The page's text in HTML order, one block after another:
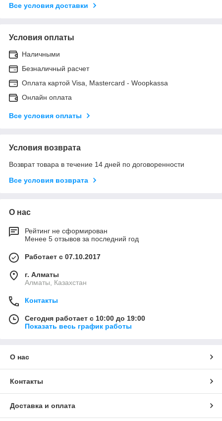
Все условия доставки
Условия оплаты
Наличными
Безналичный расчет
Оплата картой Visa, Mastercard - Woopkassa
Онлайн оплата
Все условия оплаты
Условия возврата
Возврат товара в течение 14 дней по договоренности
Все условия возврата
О нас
Рейтинг не сформирован
Менее 5 отзывов за последний год
Работает с 07.10.2017
г. Алматы
Алматы, Казахстан
Контакты
Сегодня работает с 10:00 до 19:00
Показать весь график работы
О нас
Контакты
Доставка и оплата